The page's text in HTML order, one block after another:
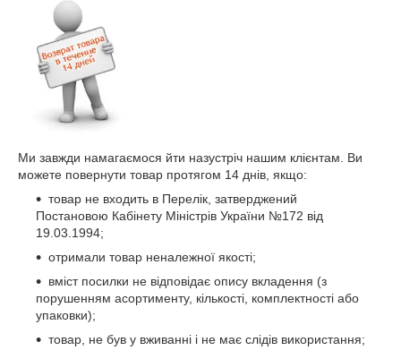
Ми завжди намагаємося йти назустріч нашим клієнтам. Ви
можете повернути товар протягом 14 днів, якщо:
товар не входить в Перелік, затверджений
Постановою Кабінету Міністрів України №172 від
19.03.1994;
отримали товар неналежної якості;
вміст посилки не відповідає опису вкладення (з
порушенням асортименту, кількості, комплектності або
упаковки);
товар, не був у вживанні і не має слідів використання;